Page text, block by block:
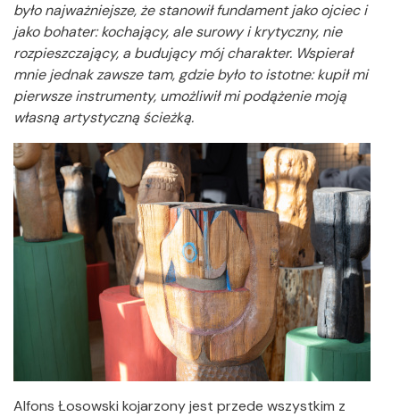
było najważniejsze, że stanowił fundament jako ojciec i
jako bohater: kochający, ale surowy i krytyczny, nie
rozpieszczający, a budujący mój charakter. Wspierał
mnie jednak zawsze tam, gdzie było to istotne: kupił mi
pierwsze instrumenty, umożliwił mi podążenie moją
własną artystyczną ścieżką.
Alfons Łosowski kojarzony jest przede wszystkim z